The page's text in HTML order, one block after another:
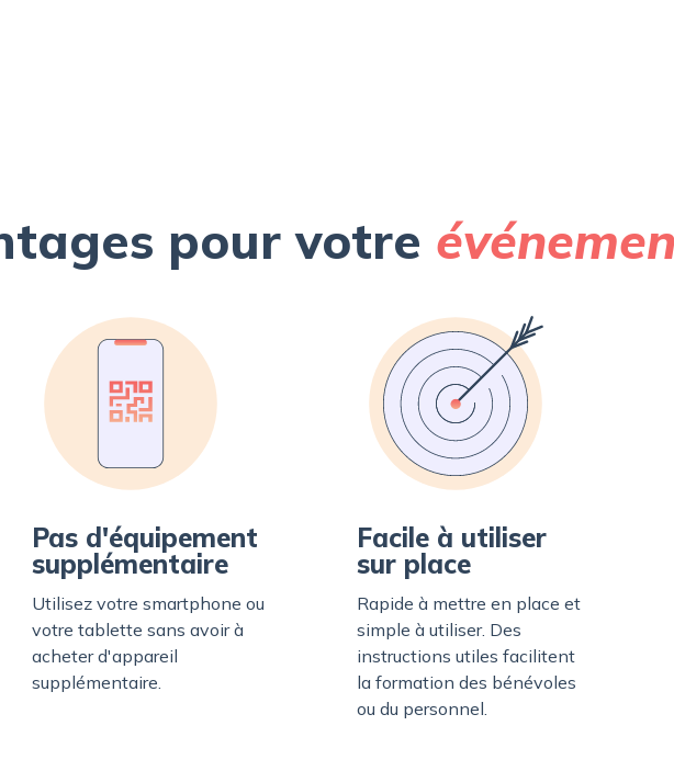
pour votre
Pas d'équipement
supplémentaire
Utilisez votre smartphone ou
votre tablette sans avoir à
acheter d'appareil
supplémentaire.
Facile à utiliser
sur place
Rapide à mettre en place et
simple à utiliser. Des
instructions utiles facilitent
la formation des bénévoles
ou du personnel.